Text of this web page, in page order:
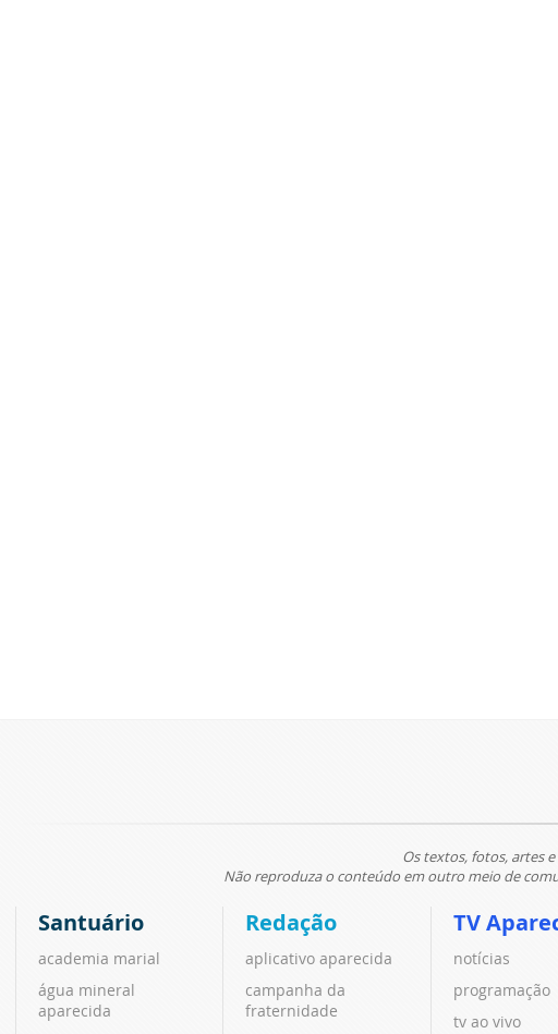
Os textos, fotos, artes
Não reproduza o conteúdo em outro meio de
Santuário
academia marial
água mineral
aparecida
Redação
aplicativo aparecida
campanha da
fraternidade
TV
notícias
programação
tv ao vivo